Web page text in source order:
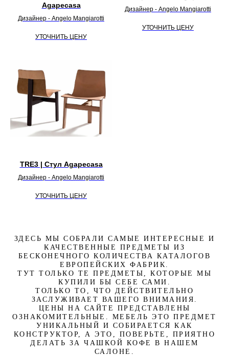
Agapecasa
Дизайнер - Angelo Mangiarotti
УТОЧНИТЬ ЦЕНУ
Дизайнер - Angelo Mangiarotti
УТОЧНИТЬ ЦЕНУ
TRE3 | Стул Agapecasa
Дизайнер - Angelo Mangiarotti
УТОЧНИТЬ ЦЕНУ
ЗДЕСЬ МЫ СОБРАЛИ САМЫЕ ИНТЕРЕСНЫЕ И
КАЧЕСТВЕННЫЕ ПРЕДМЕТЫ ИЗ
БЕСКОНЕЧНОГО КОЛИЧЕСТВА КАТАЛОГОВ
ЕВРОПЕЙСКИХ ФАБРИК.
ТУТ ТОЛЬКО ТЕ ПРЕДМЕТЫ, КОТОРЫЕ МЫ
КУПИЛИ БЫ СЕБЕ САМИ.
ТОЛЬКО ТО, ЧТО ДЕЙСТВИТЕЛЬНО
ЗАСЛУЖИВАЕТ ВАШЕГО ВНИМАНИЯ.
ЦЕНЫ НА САЙТЕ ПРЕДСТАВЛЕНЫ
ОЗНАКОМИТЕЛЬНЫЕ. МЕБЕЛЬ ЭТО ПРЕДМЕТ
УНИКАЛЬНЫЙ И СОБИРАЕТСЯ КАК
КОНСТРУКТОР, А ЭТО, ПОВЕРЬТЕ, ПРИЯТНО
ДЕЛАТЬ ЗА ЧАШКОЙ КОФЕ В НАШЕМ
САЛОНЕ.